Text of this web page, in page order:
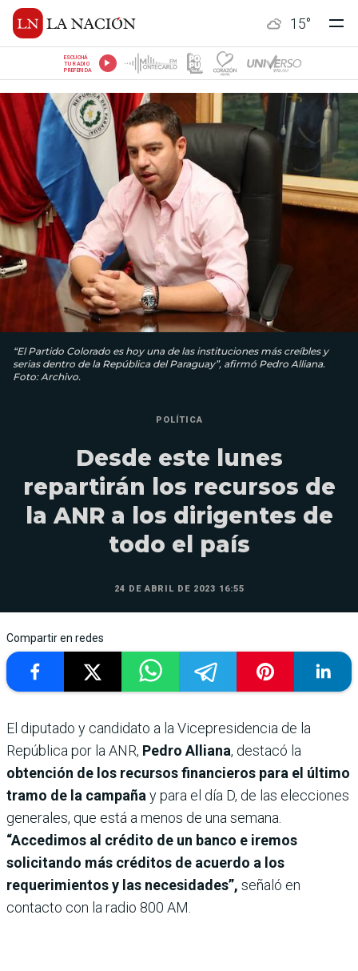
15°
ESCUCHÁ
TU RADIO
PREFERIDA
“El Partido Colorado es hoy una de las instituciones más creíbles y
serias dentro de la República del Paraguay”, afirmó Pedro Alliana.
Foto: Archivo.
POLÍTICA
Desde este lunes
repartirán los recursos de
la ANR a los dirigentes de
todo el país
24 DE ABRIL DE 2023 16:55
Compartir en redes
El diputado y candidato a la Vicepresidencia de la
República por la ANR, Pedro Alliana, destacó la
obtención de los recursos financieros para el último
tramo de la campaña y para el día D, de las elecciones
generales, que está a menos de una semana.
“Accedimos al crédito de un banco e iremos
solicitando más créditos de acuerdo a los
requerimientos y las necesidades”, señaló en
contacto con la radio 800 AM.